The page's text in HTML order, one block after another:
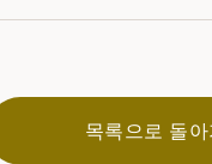
목록으로 돌